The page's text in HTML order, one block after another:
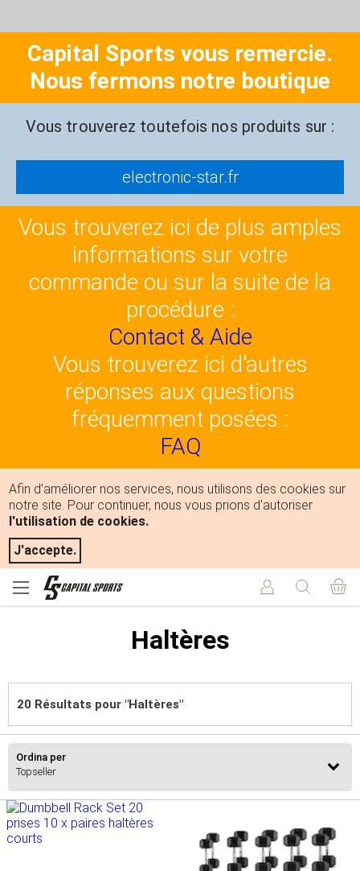
Capital Sports vous remercie.
Nous fermons notre boutique
Vous trouverez toutefois nos produits sur :
electronic-star.fr
Vous trouverez ici de plus amples
informations sur votre
commande ou sur la suite de la
procédure :
Contact & Aide
Vous trouverez ici d'autres
réponses aux questions
fréquemment posées :
FAQ
Afin d’améliorer nos services, nous utilisons des cookies sur
notre site. Pour continuer, nous vous prions d'autoriser
l'utilisation de cookies.
J'accepte.
Haltères
20 Résultats pour "Haltères"
Ordina per